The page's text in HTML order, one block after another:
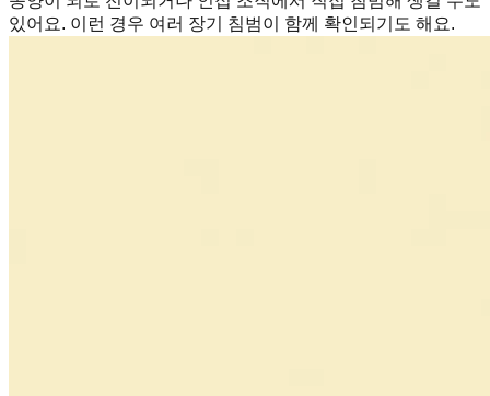
있어요. 이런 경우 여러 장기 침범이 함께 확인되기도 해요.